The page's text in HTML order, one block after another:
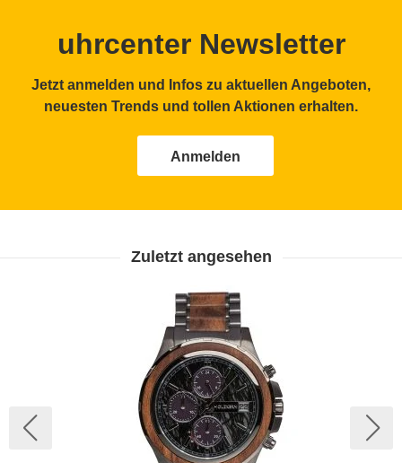
uhrcenter Newsletter
Jetzt anmelden und Infos zu aktuellen Angeboten,
neuesten Trends und tollen Aktionen erhalten.
Anmelden
Zuletzt angesehen